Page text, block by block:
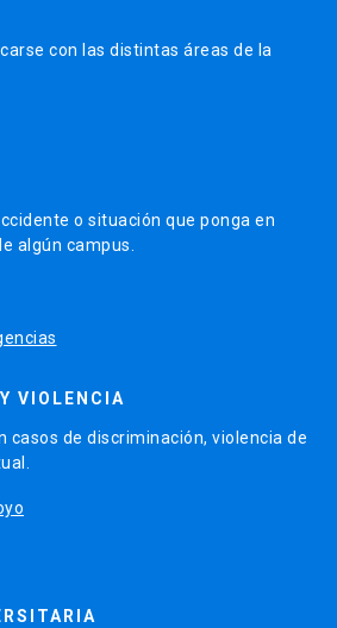
con las distintas áreas de la
o situación que ponga en
algún campus.
VIOLENCIA
casos de discriminación, violencia de